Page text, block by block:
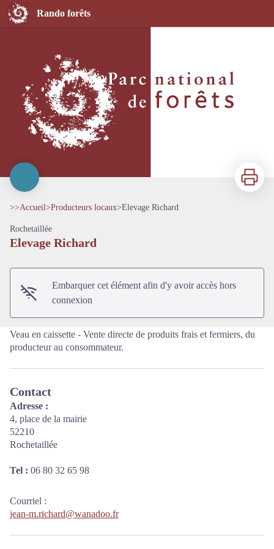
Rando forêts
Elevage Richard
Imprimer
>>Accueil>Producteurs locaux>Elevage Richard
Rochetaillée
Elevage Richard
Embarquer cet élément afin d'y avoir accès hors
connexion
Veau en caissette - Vente directe de produits frais et fermiers, du
producteur au consommateur.
Contact
Adresse :
4, place de la mairie
52210
Rochetaillée
Tel : 06 80 32 65 98
Courriel :
jean-m.richard@wanadoo.fr